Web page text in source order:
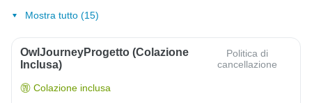
Mostra tutto (15)
OwlJourneyProgetto (colazione
Inclusa)
Politica di
cancellazione
Colazione inclusa